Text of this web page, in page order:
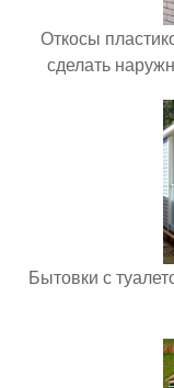
Откосы
сделать
Бытовки с